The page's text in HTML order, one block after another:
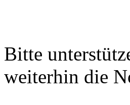
Bitte
weiterhin die